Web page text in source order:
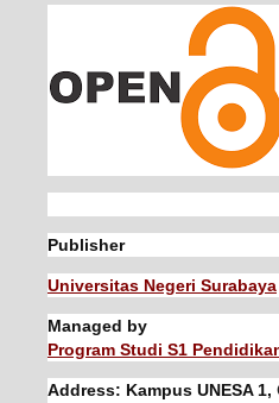
Publisher
Universitas Negeri Surabaya
Managed by
Program Studi S1
Address: Kampus UNESA 1,